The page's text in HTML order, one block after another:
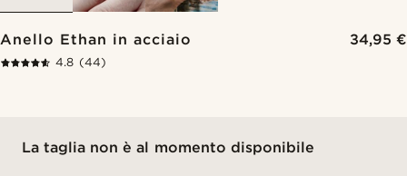
Anello Ethan in acciaio 34,95 €
4.8 (44)
La taglia non è al momento disponibile